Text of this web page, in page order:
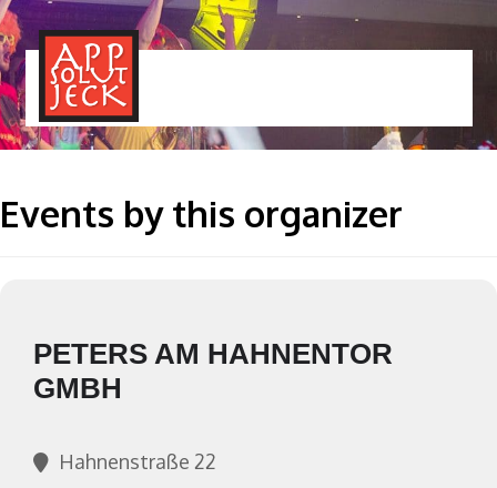
Events by this organizer
PETERS AM HAHNENTOR
GMBH
Hahnenstraße 22